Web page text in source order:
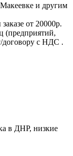
Макеевке и другим
от 20000р.
(предприятий,
договору с НДС .
в ДНР, низкие